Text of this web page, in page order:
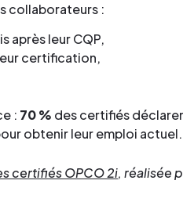
collaborateurs :
après leur CQP,
certification,
: 70 % des certifiés
obtenir leur emploi actuel.
certifiés OPCO 2i, réalisée